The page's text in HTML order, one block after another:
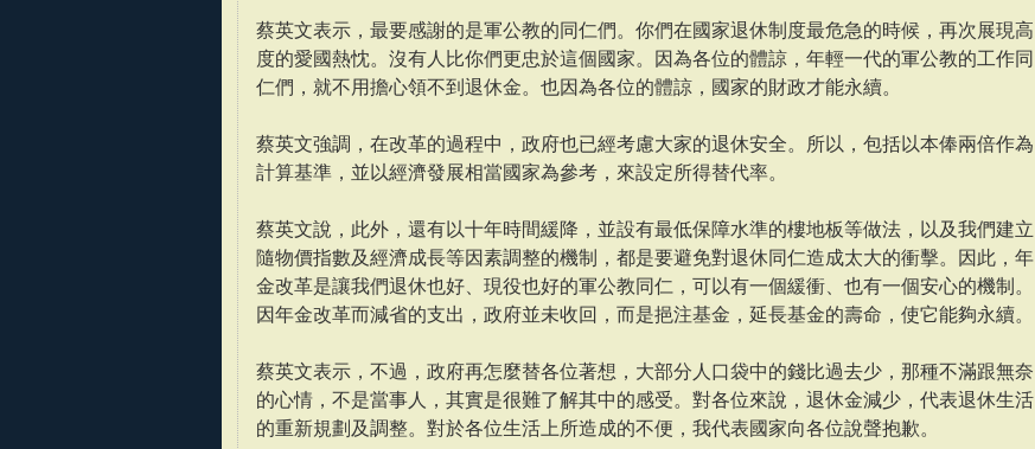
蔡英文表示，最要感謝的是軍公教的同仁們。你們在國家退休制度最危急的時候，再次展現高
度的愛國熱忱。沒有人比你們更忠於這個國家。因為各位的體諒，年輕一代的軍公教的工作同
仁們，就不用擔心領不到退休金。也因為各位的體諒，國家的財政才能永續。
蔡英文強調，在改革的過程中，政府也已經考慮大家的退休安全。所以，包括以本俸兩倍作為
計算基準，並以經濟發展相當國家為參考，來設定所得替代率。
蔡英文說，此外，還有以十年時間緩降，並設有最低保障水準的樓地板等做法，以及我們建立
隨物價指數及經濟成長等因素調整的機制，都是要避免對退休同仁造成太大的衝擊。因此，年
金改革是讓我們退休也好、現役也好的軍公教同仁，可以有一個緩衝、也有一個安心的機制。
因年金改革而減省的支出，政府並未收回，而是挹注基金，延長基金的壽命，使它能夠永續。
蔡英文表示，不過，政府再怎麼替各位著想，大部分人口袋中的錢比過去少，那種不滿跟無奈
的心情，不是當事人，其實是很難了解其中的感受。對各位來說，退休金減少，代表退休生活
的重新規劃及調整。對於各位生活上所造成的不便，我代表國家向各位說聲抱歉。